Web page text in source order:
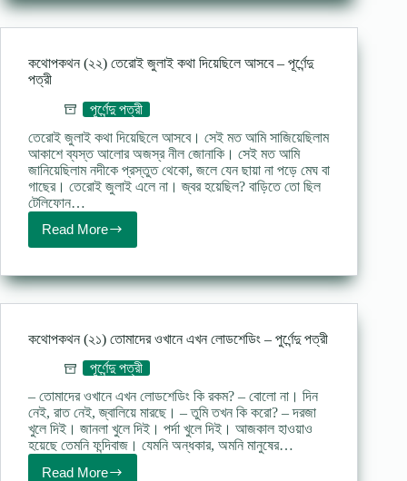
তোমাকে
ভেবেছি
–
পূর্ণেন্দু
কথোপকথন (২২) তেরোই জুলাই কথা দিয়েছিলে আসবে – পূর্ণেন্দু
পত্রী
পূর্ণেন্দু পত্রী
তেরোই জুলাই কথা দিয়েছিলে আসবে। সেই মত আমি সাজিয়েছিলাম
আকাশে ব্যস্ত আলোর অজস্র নীল জোনাকি। সেই মত আমি
জানিয়েছিলাম নদীকে প্রস্তুত থেকো, জলে যেন ছায়া না পড়ে মেঘ বা
গাছের। তেরোই জুলাই এলে না। জ্বর হয়েছিল? বাড়িতে তো ছিল
টেলিফোন…
Read More
কথোপকথন
(২২)
জুলাই
কথা
আসবে
–
পূর্ণেন্দু
কথোপকথন (২১) তোমাদের ওখানে এখন লোডশেডিং – পুর্ণেন্দু পত্রী
পূর্ণেন্দু পত্রী
– তোমাদের ওখানে এখন লোডশেডিং কি রকম? – বোলো না। দিন
নেই, রাত নেই, জ্বালিয়ে মারছে। – তুমি তখন কি করো? – দরজা
খুলে দিই। জানলা খুলে দিই। পর্দা খুলে দিই। আজকাল হাওয়াও
হয়েছে তেমনি ফন্দিবাজ। যেমনি অন্ধকার, অমনি মানুষের…
Read More